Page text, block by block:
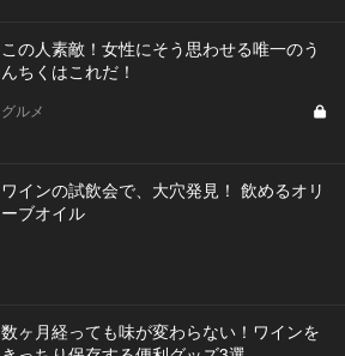
この人素敵！女性にそう思わせる唯一のう
んちくはこれだ！
グルメ
ワインの試飲会で、大穴発見！ 飲めるオリ
ーブオイル
数ヶ月経っても味が変わらない！ワインを